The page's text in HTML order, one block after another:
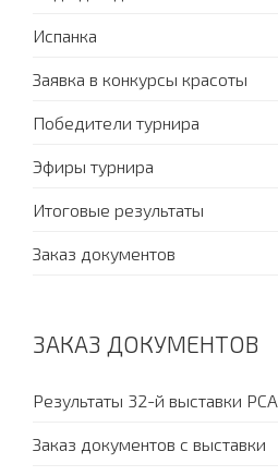
Испанка
Заявка в конкурсы красоты
Победители турнира
Эфиры турнира
Итоговые результаты
Заказ документов
ЗАКАЗ ДОКУМЕНТОВ
Результаты 32-й выставки PCA
Заказ документов с выставки